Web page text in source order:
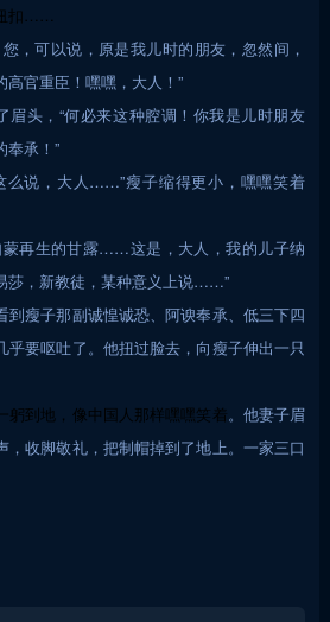
扣……
，可以说，原是我儿时的朋友，忽然间，
官重臣！嘿嘿，大人！”
眉头，“何必来这种腔调！你我是儿时朋友
承！”
说，大人……”瘦子缩得更小，嘿嘿笑着
再生的甘露……这是，大人，我的儿子纳
，新教徒，某种意义上说……”
到瘦子那副诚惶诚恐、阿谀奉承、低三下四
乎要呕吐了。他扭过脸去，向瘦子伸出一只
躬到地，像中国人那样嘿嘿笑着。他妻子眉
，收脚敬礼，把制帽掉到了地上。一家三口